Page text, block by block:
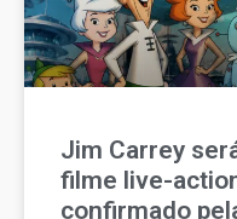
Jim Carrey
filme live-
confirmado